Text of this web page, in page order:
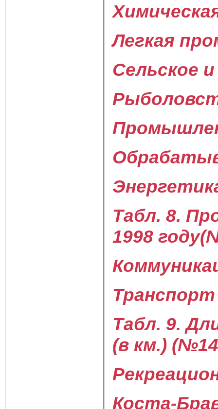
Легкая
Сельское
Табл. 8.
1998
Транспорт
Табл. 9.
(в км.)
Коста-